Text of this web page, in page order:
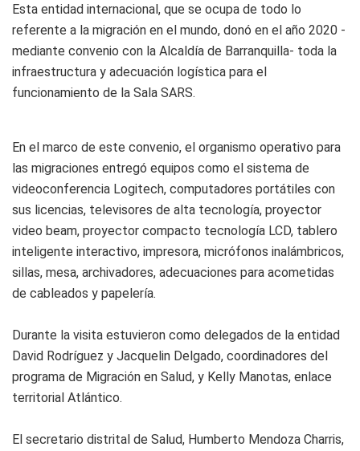
Esta entidad internacional, que se ocupa de todo lo
referente a la migración en el mundo, donó en el año 2020 -
mediante convenio con la Alcaldía de Barranquilla- toda la
infraestructura y adecuación logística para el
funcionamiento de la Sala SARS.
En el marco de este convenio, el organismo operativo para
las migraciones entregó equipos como el sistema de
videoconferencia Logitech, computadores portátiles con
sus licencias, televisores de alta tecnología, proyector
video beam, proyector compacto tecnología LCD, tablero
inteligente interactivo, impresora, micrófonos inalámbricos,
sillas, mesa, archivadores, adecuaciones para acometidas
de cableados y papelería.
Durante la visita estuvieron como delegados de la entidad
David Rodríguez y Jacquelin Delgado, coordinadores del
programa de Migración en Salud, y Kelly Manotas, enlace
territorial Atlántico.
El secretario distrital de Salud, Humberto Mendoza Charris,